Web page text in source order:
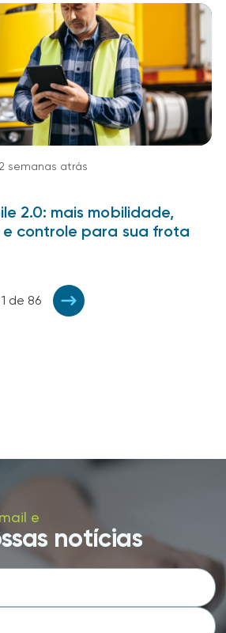
semanas atrás
2.0: mais mobilidade,
controle para sua frota
1 de 86
e
notícias